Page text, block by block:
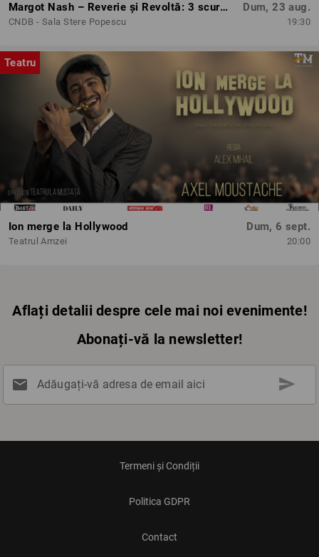
Margot Nash – Reverie și Revoltă: 3 scurtmetraje feminist-avangardiste
CNDB - Sala Stere Popescu
Dum, 23 aug.
19:30
Teatru
Ion merge la Hollywood
Teatrul Amzei
Dum, 6 sept.
20:00
Aflați detalii despre cele mai noi evenimente!
Abonați-vă la newsletter!
mail Adăugați-vă adresa de email aici send
Termeni și Condiții
Politica GDPR
Contact